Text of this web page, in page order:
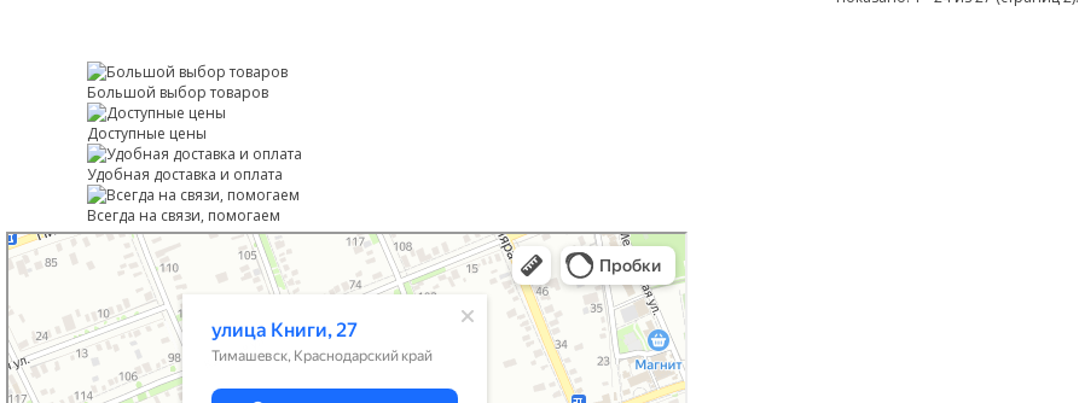
Большой выбор товаров
Доступные цены
Удобная доставка и оплата
Всегда на связи, помогаем
Тимашевск
Улица Книги, 27 — Яндекс Карты